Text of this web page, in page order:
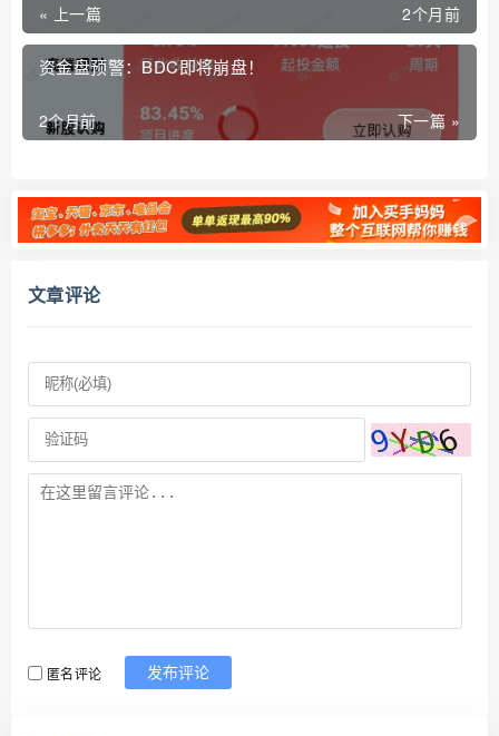
« 上一篇 2个月前
资金盘预警：BDC即将崩盘！
下一篇 »
2个月前
文章评论
匿名评论 发布评论